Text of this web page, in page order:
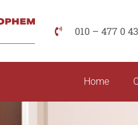
010 – 477 0
Home